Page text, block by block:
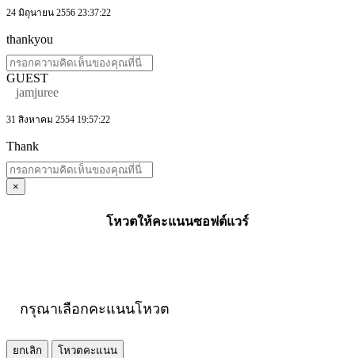
24 มิถุนายน 2556 23:37:22
thankyou
GUEST
jamjuree
31 สิงหาคม 2554 19:57:22
Thank
×
โหวตให้คะแนนซอฟต์แวร์
กรุณาเลือกคะแนนโหวต
ยกเลิก
โหวตคะแนน